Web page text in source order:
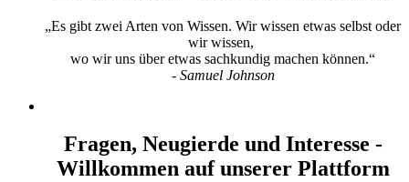
„Es gibt zwei Arten von Wissen. Wir wissen etwas selbst oder
wir wissen,
wo wir uns über etwas sachkundig machen können.“
- Samuel Johnson
Fragen, Neugierde und Interesse -
Willkommen auf unserer Plattform